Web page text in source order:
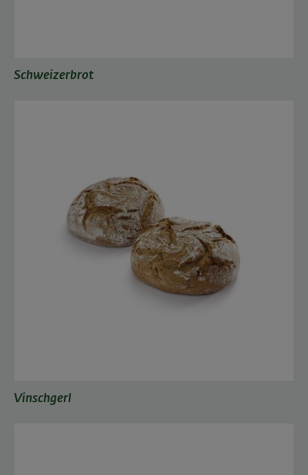
Schweizerbrot
Vinschgerl